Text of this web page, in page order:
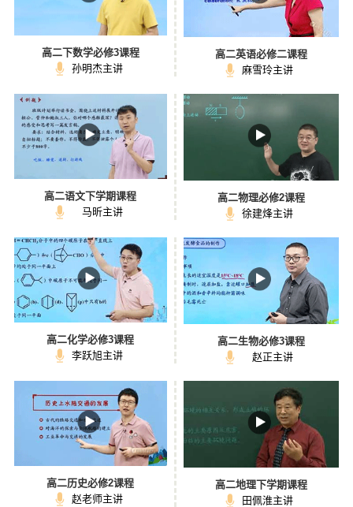
高二下数学必修3课程
孙明杰主讲
高二英语必修二课程
麻雪玲主讲
高二语文下学期课程
马昕主讲
高二物理必修2课程
徐建烽主讲
高二化学必修3课程
李跃旭主讲
高二生物必修3课程
赵正主讲
高二历史必修2课程
赵老师主讲
高二地理下学期课程
田佩淮主讲